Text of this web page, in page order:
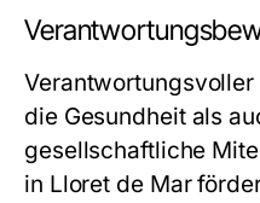
die Gesundheit als
gesellschaftliche
in Lloret de Mar